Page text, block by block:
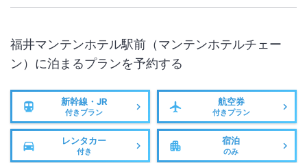
福井マンテンホテル駅前（マンテンホテルチェー
ン） に泊まるプランを予約する
新幹線・JR
付きプラン
航空券
付きプラン
レンタカー
付き
宿泊
のみ